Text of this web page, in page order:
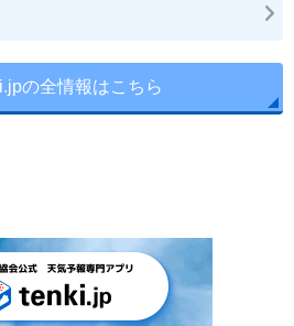
の全情報はこちら